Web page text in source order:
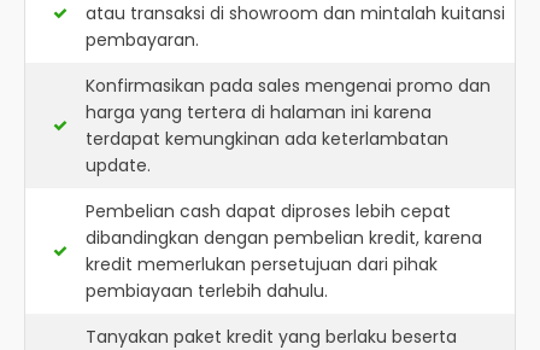
atau transaksi di showroom dan mintalah kuitansi
pembayaran.
Konfirmasikan pada sales mengenai promo dan
harga yang tertera di halaman ini karena
terdapat kemungkinan ada keterlambatan
update.
Pembelian cash dapat diproses lebih cepat
dibandingkan dengan pembelian kredit, karena
kredit memerlukan persetujuan dari pihak
pembiayaan terlebih dahulu.
Tanyakan paket kredit yang berlaku beserta